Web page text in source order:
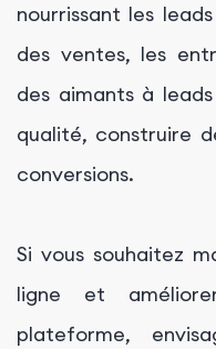
nourrissant les
des ventes, les
des aimants à
qualité, construire
conversions.
Si vous souhaitez
ligne et
plateforme,